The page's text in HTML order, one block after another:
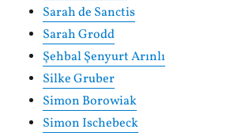
Sarah de Sanctis
Sarah Grodd
Şehbal Şenyurt Arınlı
Silke Gruber
Simon Borowiak
Simon Ischebeck